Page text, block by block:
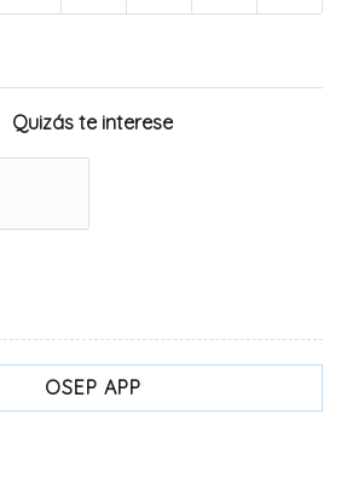
Quizás te interese
OSEP APP